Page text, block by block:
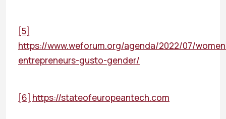
[5]
https://www.weforum.org/agenda/2022/07/
entrepreneurs-gusto-gender/
[6] https://stateofeuropeantech.com